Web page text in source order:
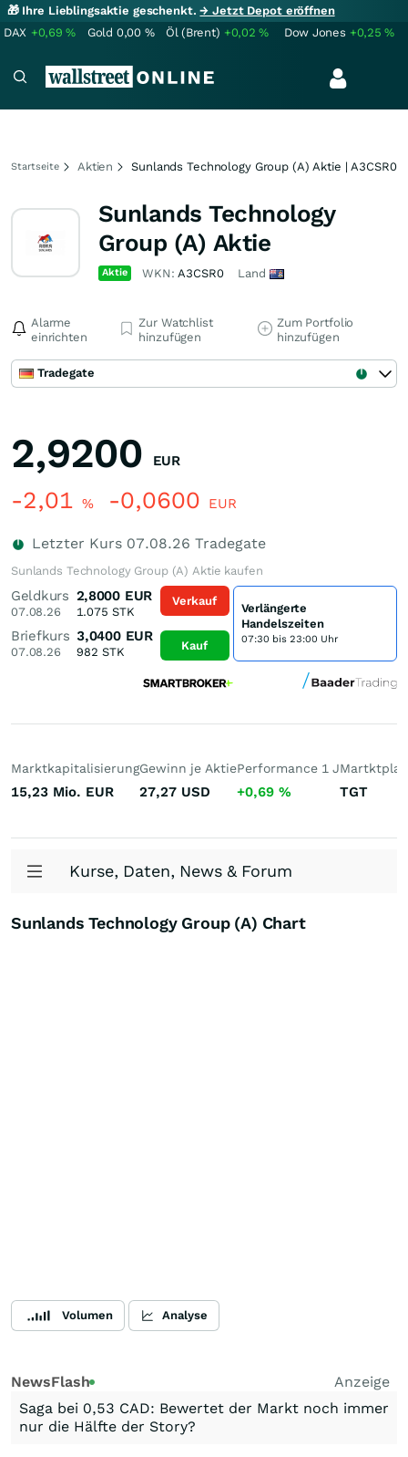
🎁 Ihre Lieblingsaktie geschenkt.→ Jetzt Depot eröffnen
DAX +0,69% Gold 0,00 % Öl (Brent) +0,02% Dow Jones +0,25%
Startseite Aktien Sunlands Technology Group (A) Aktie | A3CSR0
Sunlands Technology
Group (A) Aktie
Aktie WKN:A3CSR0 Land
Alarme
einrichten
Zur Watchlist
hinzufügen
Zum Portfolio
hinzufügen
Tradegate
2,9200 EUR
-2,01 % -0,0600 EUR
Letzter Kurs 07.08.26 Tradegate
Sunlands Technology Group (A) Aktie kaufen
Geldkurs
07.08.26
2,8000 EUR
1.075 STK
Briefkurs
07.08.26
3,0400 EUR
982 STK
Verkauf
Kauf
Verlängerte
Handelszeiten
07:30 bis 23:00 Uhr
Marktkapitalisierung
15,23 Mio. EUR
Gewinn je Aktie
27,27 USD
Performance 1 J
+0,69 % TGT
Kurse, Daten, News & Forum
Sunlands Technology Group (A) Chart
Volumen Analyse
NewsFlash
Anzeige
Saga bei 0,53 CAD: Bewertet der Markt noch immer
nur die Hälfte der Story?